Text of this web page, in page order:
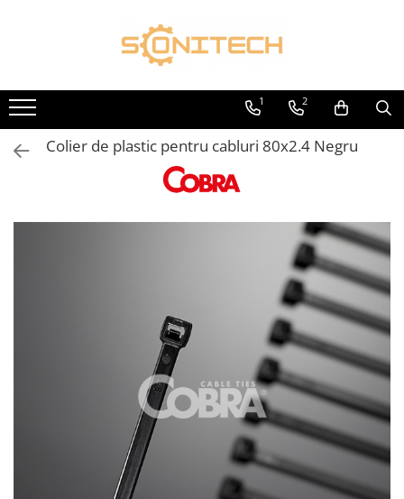
Toate Produsele
FOTOVOLTAICE
Acumulatori
ATS / Comutatoare Transfer
Sisteme Fotovoltaice Complete cu
Busbar Șine Conexiuni
1 2
Colier de plastic pentru cabluri 80x2.4 Negru